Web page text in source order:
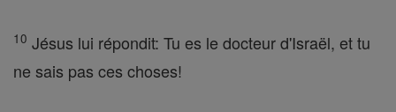
10 Jésus lui répondit: Tu es le docteur d'Israël, et tu
ne sais pas ces choses!